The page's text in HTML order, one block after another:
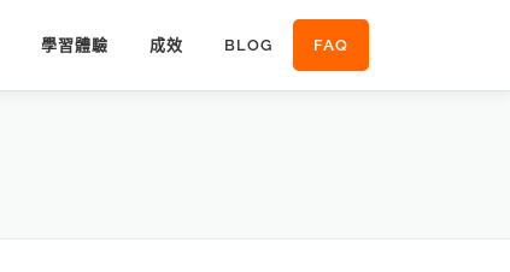
學習體驗 成效 BLOG FAQ